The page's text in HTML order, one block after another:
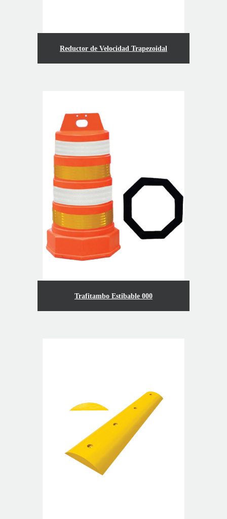
Reductor de Velocidad Trapezoidal
Trafitambo Estibable 000